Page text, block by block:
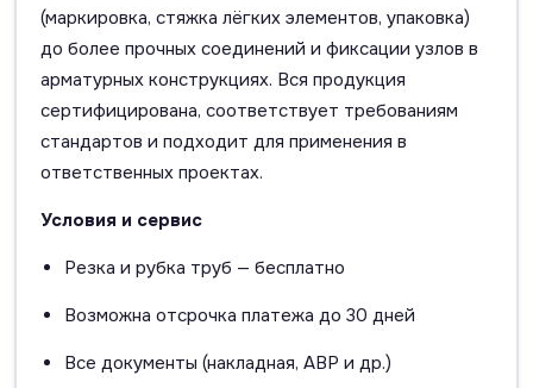
(маркировка, стяжка лёгких элементов, упаковка)
до более прочных соединений и фиксации узлов в
арматурных конструкциях. Вся продукция
сертифицирована, соответствует требованиям
стандартов и подходит для применения в
ответственных проектах.
Условия и сервис
Резка и рубка труб — бесплатно
Возможна отсрочка платежа до 30 дней
Все документы (накладная, АВР и др.)